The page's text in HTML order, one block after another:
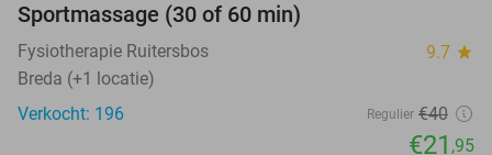
Sportmassage (30 of 60 min)
Fysiotherapie Ruitersbos 9.7 star
Breda (+1 locatie)
Verkocht: 196
Regulier €40
€21 ,95